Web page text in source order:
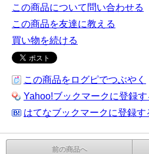
この商品について問い合わせる
この商品を友達に教える
買い物を続ける
この商品をログピでつぶやく
Yahoo!ブックマークに登録す
はてなブックマークに登録す
前の商品へ